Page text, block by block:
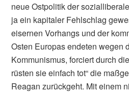
neue Ostpolitik der
ja ein kapitaler Fehlschlag
eisernen Vorhangs und der
Osten Europas endeten wegen
Kommunismus, forciert durch
rüsten sie einfach tot“ die
Reagan zurückgeht. Mit einem